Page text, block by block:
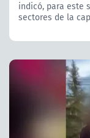
indicó, para este
sectores de la